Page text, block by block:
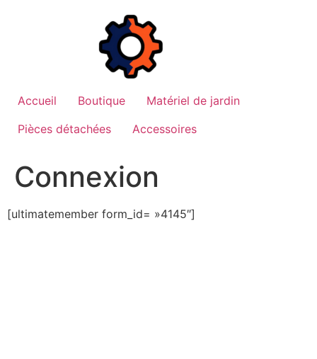
Accueil Boutique
Matériel de jardin
Pièces détachées
Accessoires
Connexion
[ultimatemember form_id= »4145″]